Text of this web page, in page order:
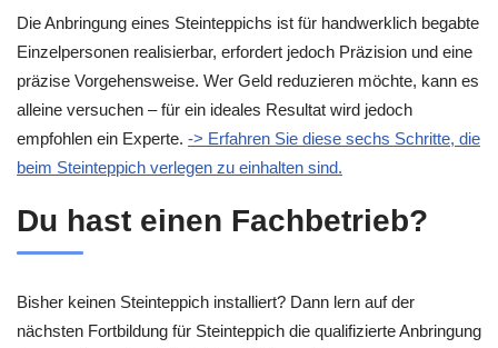
Die Anbringung eines Steinteppichs ist für handwerklich begabte
Einzelpersonen realisierbar, erfordert jedoch Präzision und eine
präzise Vorgehensweise. Wer Geld reduzieren möchte, kann es
alleine versuchen – für ein ideales Resultat wird jedoch
empfohlen ein Experte. -> Erfahren Sie diese sechs Schritte, die
beim Steinteppich verlegen zu einhalten sind.
Du hast einen Fachbetrieb?
Bisher keinen Steinteppich installiert? Dann lern auf der
nächsten Fortbildung für Steinteppich die qualifizierte Anbringung